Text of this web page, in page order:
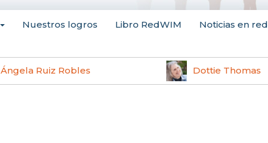
Nuestros logros Libro RedWIM Noticias en red
Ángela Ruiz Robles Dottie Thomas